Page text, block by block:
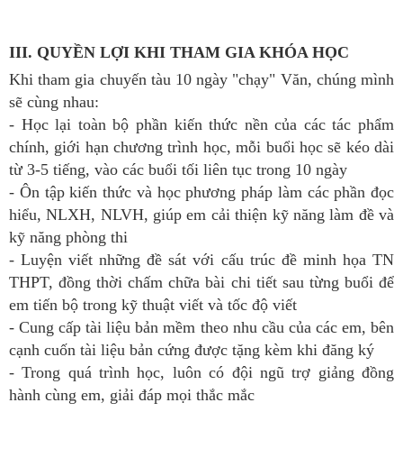
III. QUYỀN LỢI KHI THAM GIA KHÓA HỌC
Khi tham gia chuyến tàu 10 ngày "chạy" Văn, chúng mình
sẽ cùng nhau:
- Học lại toàn bộ phần kiến thức nền của các tác phẩm
chính, giới hạn chương trình học, mỗi buổi học sẽ kéo dài
từ 3-5 tiếng, vào các buổi tối liên tục trong 10 ngày
- Ôn tập kiến thức và học phương pháp làm các phần đọc
hiểu, NLXH, NLVH, giúp em cải thiện kỹ năng làm đề và
kỹ năng phòng thi
- Luyện viết những đề sát với cấu trúc đề minh họa TN
THPT, đồng thời chấm chữa bài chi tiết sau từng buổi để
em tiến bộ trong kỹ thuật viết và tốc độ viết
- Cung cấp tài liệu bản mềm theo nhu cầu của các em, bên
cạnh cuốn tài liệu bản cứng được tặng kèm khi đăng ký
- Trong quá trình học, luôn có đội ngũ trợ giảng đồng
hành cùng em, giải đáp mọi thắc mắc